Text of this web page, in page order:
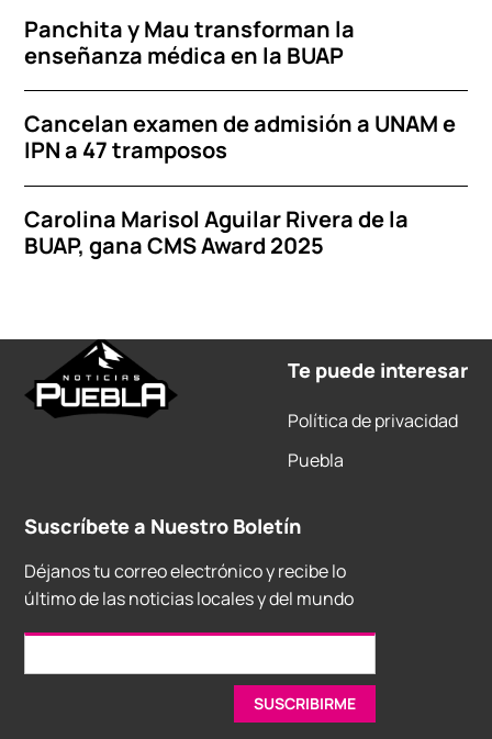
Panchita y Mau transforman la
enseñanza médica en la BUAP
Cancelan examen de admisión a UNAM e
IPN a 47 tramposos
Carolina Marisol Aguilar Rivera de la
BUAP, gana CMS Award 2025
Te puede interesar
Política de privacidad
Puebla
Suscríbete a Nuestro Boletín
Déjanos tu correo electrónico y recibe lo
último de las noticias locales y del mundo